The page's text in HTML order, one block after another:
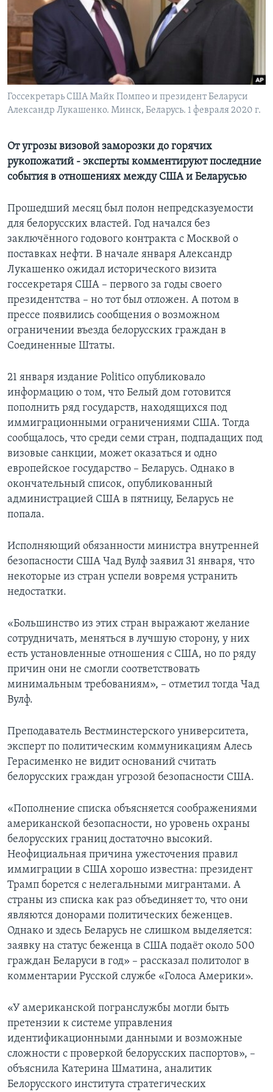
Learning English
СОЦИАЛЬНЫЕ СЕТИ
Языки
Госсекретарь США Майк Помпео и президент Беларуси
Александр Лукашенко. Минск, Беларусь. 1 февраля 2020 г.
От угрозы визовой заморозки до горячих
рукопожатий - эксперты комментируют последние
события в отношениях между США и Беларусью
Прошедший месяц был полон непредсказуемости
для белорусских властей. Год начался без
заключённого годового контракта с Москвой о
поставках нефти. В начале января Александр
Лукашенко ожидал исторического визита
госсекретаря США – первого за годы своего
президентства – но тот был отложен. А потом в
прессе появились сообщения о возможном
ограничении въезда белорусских граждан в
Соединенные Штаты.
21 января издание Politico опубликовало
информацию о том, что Белый дом готовится
пополнить ряд государств, находящихся под
иммиграционными ограничениями США. Тогда
сообщалось, что среди семи стран, подпадащих под
визовые санкции, может оказаться и одно
европейское государство – Беларусь. Однако в
окончательный список, опубликованный
администрацией США в пятницу, Беларусь не
попала.
Исполняющий обязанности министра внутренней
безопасности США Чад Вулф заявил 31 января, что
некоторые из стран успели вовремя устранить
недостатки.
«Большинство из этих стран выражают желание
сотрудничать, меняться в лучшую сторону, у них
есть установленные отношения с США, но по ряду
причин они не смогли соответствовать
минимальным требованиям», – отметил тогда Чад
Вулф.
Преподаватель Вестминстерского университета,
эксперт по политическим коммуникациям Алесь
Герасименко не видит оснований считать
белорусских граждан угрозой безопасности США.
«Пополнение списка объясняется соображениями
американской безопасности, но уровень охраны
белорусских границ достаточно высокий.
Неофициальная причина ужесточения правил
иммиграции в США хорошо известна: президент
Трамп борется с нелегальными мигрантами. А
страны из списка как раз объединяет то, что они
являются донорами политических беженцев.
Однако и здесь Беларусь не слишком выделяется:
заявку на статус беженца в США подаёт около 500
граждан Беларуси в год» – рассказал политолог в
комментарии Русской службе «Голоса Америки».
«У американской погранслужбы могли быть
претензии к системе управления
идентификационными данными и возможные
сложности с проверкой белорусских паспортов», –
объяснила Катерина Шматина, аналитик
Белорусского института стратегических